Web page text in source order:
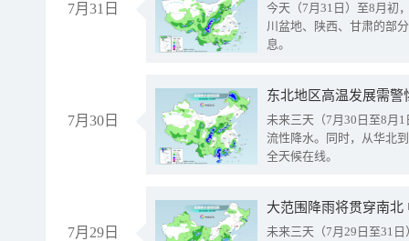
7月31日
今天（7月31日）至8月初
川盆地、陕西、甘肃的部
息。
7月30日
东北地区高温发展需
未来三天（7月30日至8月
流性降水。同时，从华北
全天候在线。
7月29日
大范围降雨将贯穿南
未来三天（7月29日至31